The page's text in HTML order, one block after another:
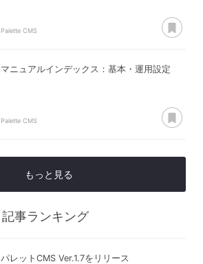
Palette CMS
マニュアルインデックス：基本・運用設定
Palette CMS
もっと見る
記事ランキング
パレットCMS Ver.1.7をリリース